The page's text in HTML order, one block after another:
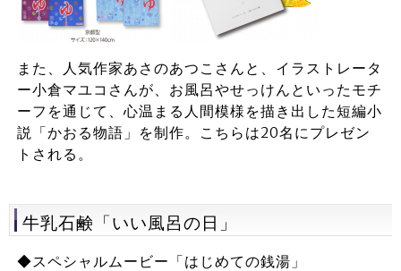
また、人気作家あさのあつこさんと、イラストレータ
ー小倉マユコさんが、お風呂やせっけんといったモチ
ーフを通じて、心温まる人間模様を描き出した短編小
説「かおる物語」を制作。こちらは20名にプレゼン
トされる。
牛乳石鹸「いい風呂の日」
◆スペシャルムービー「はじめての銭湯」